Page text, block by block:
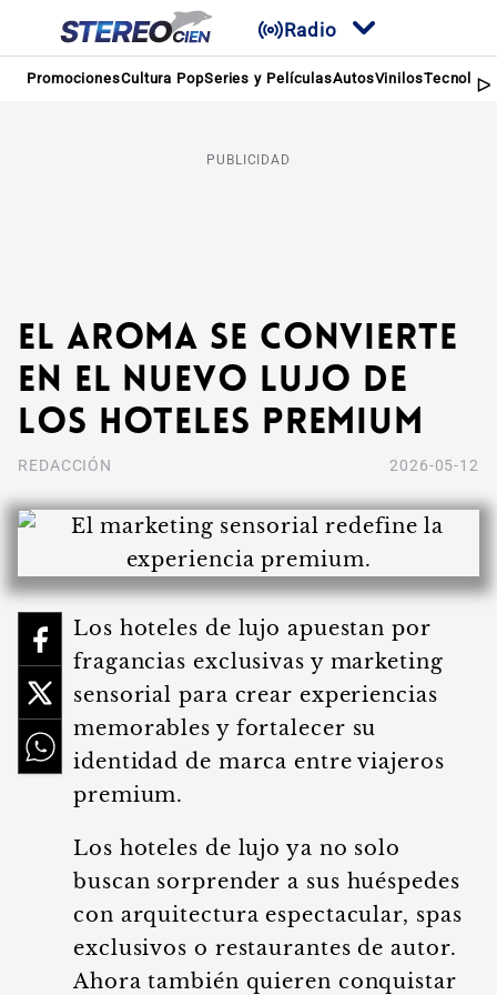
Radio
PromocionesCultura PopSeries y PelículasAutosVinilos
PUBLICIDAD
El aroma se convierte
en el nuevo lujo de
los hoteles premium
REDACCIÓN 2026-05-12
Los hoteles de lujo apuestan por
fragancias exclusivas y marketing
sensorial para crear experiencias
memorables y fortalecer su
identidad de marca entre viajeros
premium.
Los hoteles de lujo ya no solo
buscan sorprender a sus huéspedes
con arquitectura espectacular, spas
exclusivos o restaurantes de autor.
Ahora también quieren conquistar